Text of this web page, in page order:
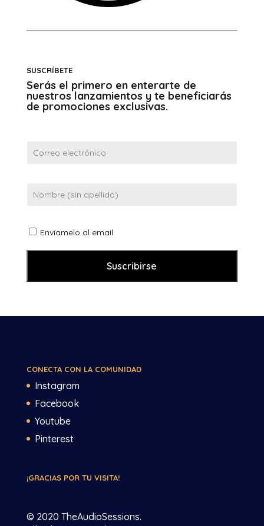
SUSCRÍBETE
Serás el primero en enterarte de
nuestros lanzamientos y te beneficiarás
de promociones exclusivas.
Envíamelo al email
CONECTA CON LA COMUNIDAD
Instagram
Facebook
Youtube
Pinterest
¡GRACIAS POR TU VISITA!
© 2020 TheAudioSessions.